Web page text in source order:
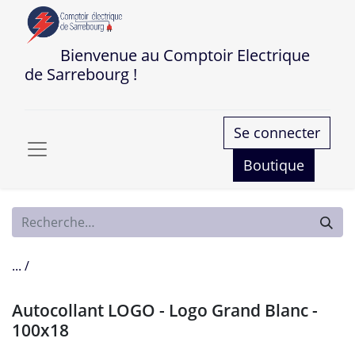
Bienvenue au Comptoir Electrique
de Sarrebourg !
Se connecter
Boutique
... /
Autocollant LOGO - Logo Grand Blanc -
100x18